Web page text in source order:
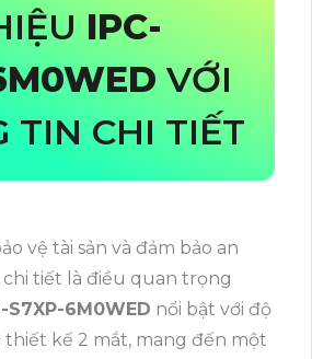
IPC-
VỚI
TIN CHI TIẾT
vệ tài sản và đảm bảo an
chi tiết là điều quan trọng
S7XP-6M0WED nổi bật với độ
thiết kế 2 mắt, mang đến một